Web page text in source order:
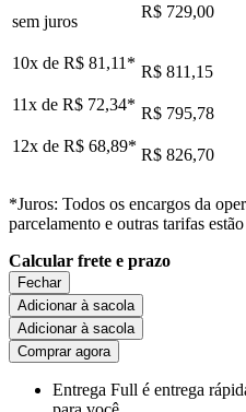
sem juros
R$ 729,00
10x de R$ 81,11 * R$ 811,15
11x de R$ 72,34* R$ 795,78
12x de R$ 68,89* R$ 826,70
*Juros: Todos os encargos da
parcelamento e outras tarifas
Calcular frete e prazo
Fechar
Adicionar à sacola
Adicionar à sacola
Comprar agora
Entrega Full é entrega